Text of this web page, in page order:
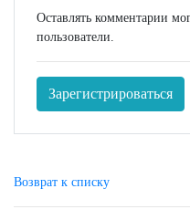
Оставлять комментарии
пользователи.
Зарегистрироваться
Возврат к списку